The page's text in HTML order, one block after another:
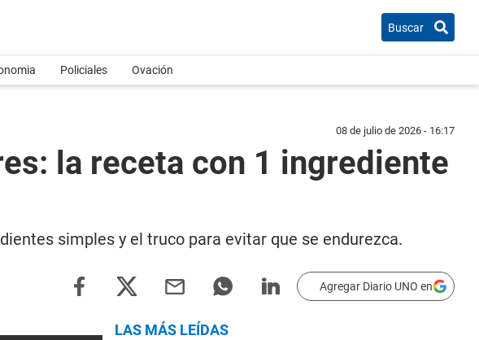
Buscar
Policiales Ovación
08 de julio de 2026 - 16:17
la receta con 1 ingrediente
simples y el truco para evitar que se endurezca.
Agregar Diario UNO en
LAS MÁS LEÍDAS